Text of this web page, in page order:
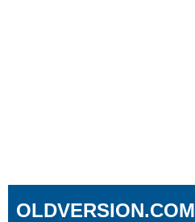
OLDVERSION.COM